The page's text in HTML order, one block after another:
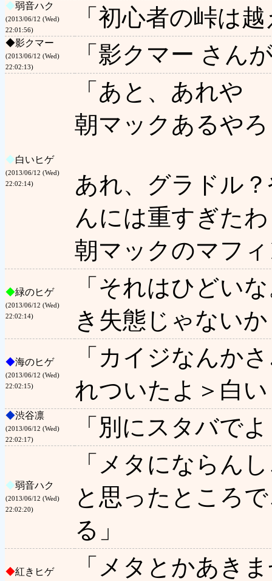
◆弱音ハク
(2013/06/12 (Wed)
22:01:56)
「初心者の峠は
◆影クマー
(2013/06/12 (Wed)
22:02:13)
「影クマー さん
◆白いヒゲ
(2013/06/12 (Wed)
22:02:14)
「あと、あれや
朝マックあるや
あれ、グラドル
んには重すぎたわ
朝マックのマフ
◆緑のヒゲ
(2013/06/12 (Wed)
22:02:14)
「それはひどい
き失態じゃない
◆海のヒゲ
(2013/06/12 (Wed)
22:02:15)
「カイジなんか
れついたよ＞白
◆渋谷凛
(2013/06/12 (Wed)
22:02:17)
「別にスタバで
◆弱音ハク
(2013/06/12 (Wed)
22:02:20)
「メタにならん
と思ったところ
る」
◆紅きヒゲ
「メタとかあき